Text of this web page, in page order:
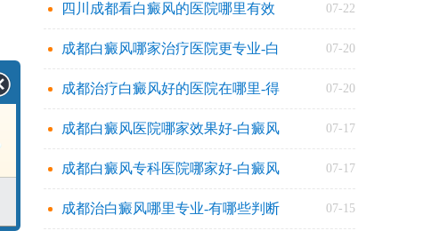
四川成都看白癜风的医院哪里有效 07-22
成都白癜风哪家治疗医院更专业-白 07-20
成都治疗白癜风好的医院在哪里-得 07-20
成都白癜风医院哪家效果好-白癜风 07-17
成都白癜风专科医院哪家好-白癜风 07-17
成都治白癜风哪里专业-有哪些判断 07-15